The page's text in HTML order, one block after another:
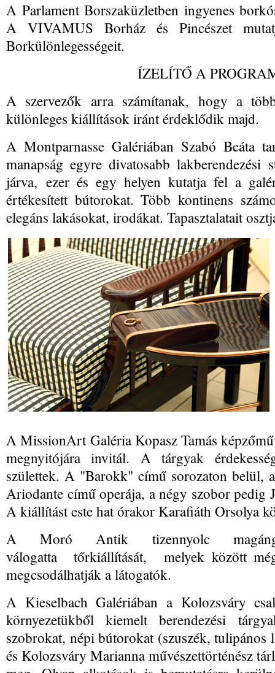
A Parlament Borszaküzletben ingyenes
A VIVAMUS Borház és Pincészet
Borkülönlegességeit.
ÍZELÍTŐ A
A szervezők arra számítanak, hogy a
különleges kiállítások iránt érdeklődik majd.
A Montparnasse Galériában Szabó Beáta
manapság egyre divatosabb
járva, ezer és egy helyen kutatja fel a
értékesített bútorokat. Több kontinens
elegáns lakásokat, irodákat. Tapasztalatait
A MissionArt Galéria Kopasz Tamás
megnyitójára invitál. A tárgyak
születtek. A "Barokk" című sorozaton belül,
Ariodante című operája, a négy szobor pedig
A kiállítást este hat órakor Karafiáth Orsolya
A Moró Antik tizennyolc
válogatta tőrkiállítását, melyek között
megcsodálhatják a látogatók.
A Kieselbach Galériában a Kolozsváry
környezetükből kiemelt berendezési
szobrokat, népi bútorokat (szuszék, tulipános
és Kolozsváry Marianna művészettörténész